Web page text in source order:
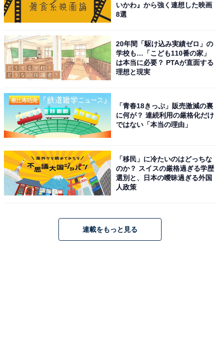
いかわ』から強く連想した映画
8選
20年間「駆け込み実績ゼロ」の
学校も…「こども110番の家」
は本当に必要？ PTAが直面する
理想と現実
「青春18きっぷ」販売激減の裏
に何が？ 連続利用の厳格化だけ
ではない「本当の理由」
「移民」に冷たいのはどっちな
のか？ スイスの厳格過ぎる学歴
選別と、日本の曖昧過ぎる外国
人政策
連載をもっと見る